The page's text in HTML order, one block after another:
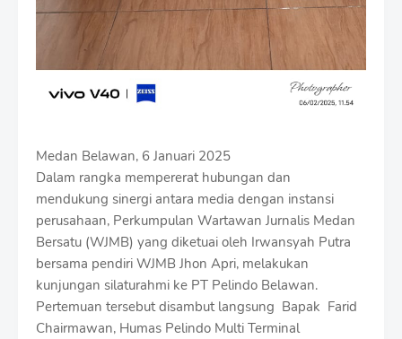
Medan Belawan, 6 Januari 2025
Dalam rangka mempererat hubungan dan
mendukung sinergi antara media dengan instansi
perusahaan, Perkumpulan Wartawan Jurnalis Medan
Bersatu (WJMB) yang diketuai oleh Irwansyah Putra
bersama pendiri WJMB Jhon Apri, melakukan
kunjungan silaturahmi ke PT Pelindo Belawan.
Pertemuan tersebut disambut langsung Bapak Farid
Chairmawan, Humas Pelindo Multi Terminal